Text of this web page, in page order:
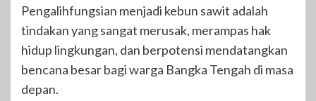
Pengalihfungsian menjadi kebun sawit adalah
tindakan yang sangat merusak, merampas hak
hidup lingkungan, dan berpotensi mendatangkan
bencana besar bagi warga Bangka Tengah di masa
depan.